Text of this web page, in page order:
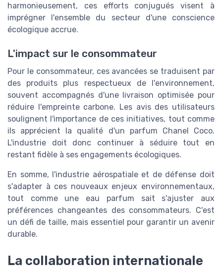
harmonieusement, ces efforts conjugués visent à
imprégner l'ensemble du secteur d'une conscience
écologique accrue.
L'impact sur le consommateur
Pour le consommateur, ces avancées se traduisent par
des produits plus respectueux de l'environnement,
souvent accompagnés d'une livraison optimisée pour
réduire l'empreinte carbone. Les avis des utilisateurs
soulignent l'importance de ces initiatives, tout comme
ils apprécient la qualité d'un parfum Chanel Coco.
L'industrie doit donc continuer à séduire tout en
restant fidèle à ses engagements écologiques.
En somme, l'industrie aérospatiale et de défense doit
s'adapter à ces nouveaux enjeux environnementaux,
tout comme une eau parfum sait s'ajuster aux
préférences changeantes des consommateurs. C'est
un défi de taille, mais essentiel pour garantir un avenir
durable.
La collaboration internationale